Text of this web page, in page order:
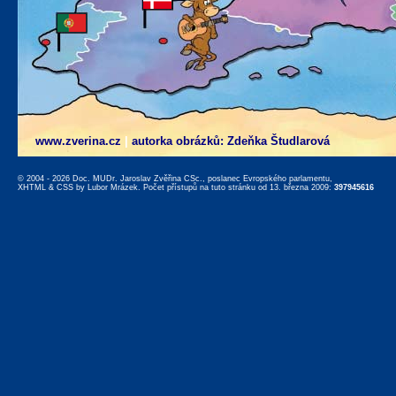
www.zverina.cz autorka obrázků: Zdeňka Študlarová
© 2004 - 2026 Doc. MUDr. Jaroslav Zvěřina CSc., poslanec Evropského parlamentu,
XHTML & CSS by Lubor Mrázek. Počet přístupů na tuto stránku od 13. března 2009: 397945616